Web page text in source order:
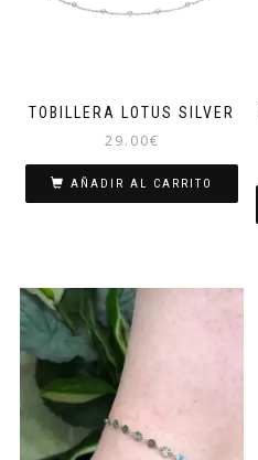
TOBILLERA LOTUS SILVER
29.00€
AÑADIR AL CARRITO